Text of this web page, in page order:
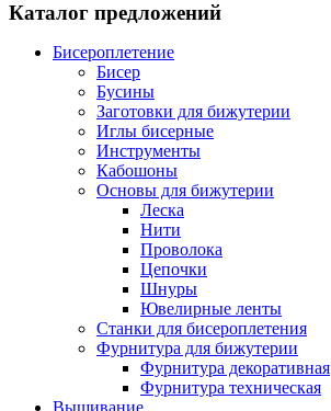
Каталог предложений
Бисероплетение
Бисер
Бусины
Заготовки для бижутерии
Иглы бисерные
Инструменты
Кабошоны
Основы для бижутерии
Леска
Нити
Проволока
Цепочки
Шнуры
Ювелирные ленты
Станки для бисероплетения
Фурнитура для бижутерии
Фурнитура декоративная
Фурнитура техническая
Вышивание